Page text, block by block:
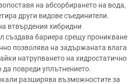
на абсорбирането на вода,
други видове съединители.
втвърдения хибридни
създава бариера срещу проникване
позволява на задържаната влага
натрупването на хидростатично
да повреди уплътнението.
разширява възможностите за